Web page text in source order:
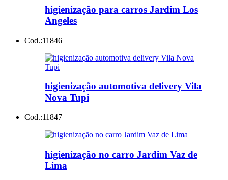
higienização para carros Jardim Los
Angeles
Cod.:11846
higienização automotiva delivery Vila
Nova Tupi
Cod.:11847
higienização no carro Jardim Vaz de
Lima